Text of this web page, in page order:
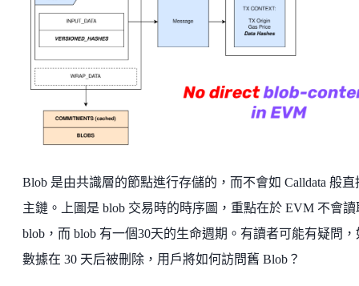
Blob 是由共識層的節點進行存儲的，而不會如 Calldata 般直
主鏈。上圖是 blob 交易時的時序圖，重點在於 EVM 不會讀
blob，而 blob 有一個30天的生命週期。有讀者可能有疑問，
數據在 30 天后被刪除，用戶將如何訪問舊 Blob？